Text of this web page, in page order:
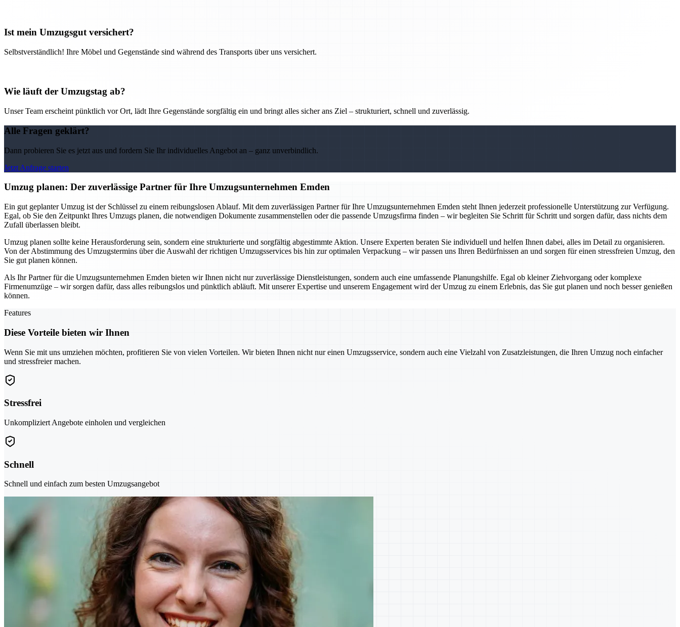
Ist mein Umzugsgut versichert?
Selbstverständlich! Ihre Möbel und Gegenstände sind während des Transports über uns versichert.
Wie läuft der Umzugstag ab?
Unser Team erscheint pünktlich vor Ort, lädt Ihre Gegenstände sorgfältig ein und bringt alles sicher ans Ziel – strukturiert, schnell und zuverlässig.
Alle Fragen geklärt?
Dann probieren Sie es jetzt aus und fordern Sie Ihr individuelles Angebot an – ganz unverbindlich.
Jetzt Anfrage starten
Umzug planen: Der zuverlässige Partner für Ihre Umzugsunternehmen Emden
Ein gut geplanter Umzug ist der Schlüssel zu einem reibungslosen Ablauf. Mit dem zuverlässigen Partner für Ihre Umzugsunternehmen Emden steht Ihnen jederzeit professionelle Unterstützung zur Verfügung.
Egal, ob Sie den Zeitpunkt Ihres Umzugs planen, die notwendigen Dokumente zusammenstellen oder die passende Umzugsfirma finden – wir begleiten Sie Schritt für Schritt und sorgen dafür, dass nichts dem
Zufall überlassen bleibt.
Umzug planen sollte keine Herausforderung sein, sondern eine strukturierte und sorgfältig abgestimmte Aktion. Unsere Experten beraten Sie individuell und helfen Ihnen dabei, alles im Detail zu organisieren.
Von der Abstimmung des Umzugstermins über die Auswahl der richtigen Umzugsservices bis hin zur optimalen Verpackung – wir passen uns Ihren Bedürfnissen an und sorgen für einen stressfreien Umzug, den
Sie gut planen können.
Als Ihr Partner für die Umzugsunternehmen Emden bieten wir Ihnen nicht nur zuverlässige Dienstleistungen, sondern auch eine umfassende Planungshilfe. Egal ob kleiner Ziehvorgang oder komplexe
Firmenumzüge – wir sorgen dafür, dass alles reibungslos und pünktlich abläuft. Mit unserer Expertise und unserem Engagement wird der Umzug zu einem Erlebnis, das Sie gut planen und noch besser genießen
können.
Features
Diese Vorteile bieten wir Ihnen
Wenn Sie mit uns umziehen möchten, profitieren Sie von vielen Vorteilen. Wir bieten Ihnen nicht nur einen Umzugsservice, sondern auch eine Vielzahl von Zusatzleistungen, die Ihren Umzug noch einfacher
und stressfreier machen.
Stressfrei
Unkompliziert Angebote einholen und vergleichen
Schnell
Schnell und einfach zum besten Umzugsangebot